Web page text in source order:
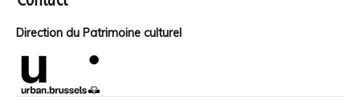
Direction du Patrimoine culturel